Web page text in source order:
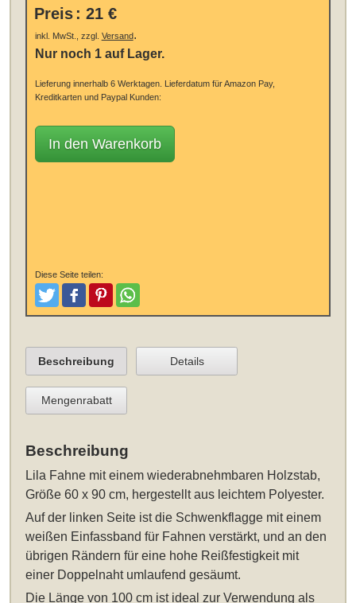
Preis : 21 €
inkl. MwSt., zzgl. Versand.
Nur noch 1 auf Lager.
Lieferung innerhalb 6 Werktagen. Lieferdatum für Amazon Pay,
Kreditkarten und Paypal Kunden:
In den Warenkorb
Diese Seite teilen:
TweetenPostenPinterestTeilen
Beschreibung Details
Mengenrabatt
Beschreibung
Lila Fahne mit einem wiederabnehmbaren Holzstab,
Größe 60 x 90 cm, hergestellt aus leichtem Polyester.
Auf der linken Seite ist die Schwenkflagge mit einem
weißen Einfassband für Fahnen verstärkt, und an den
übrigen Rändern für eine hohe Reißfestigkeit mit
einer Doppelnaht umlaufend gesäumt.
Die Länge von 100 cm ist ideal zur Verwendung als